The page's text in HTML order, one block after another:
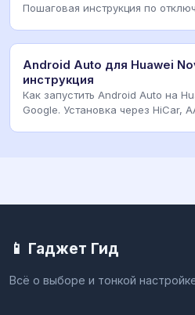
Пошаговая инструкция по
Android Auto для Huawei
инструкция
Как запустить Android Auto на
Google. Установка через HiCar,
📱 Гаджет Гид
Всё о выборе и тонкой